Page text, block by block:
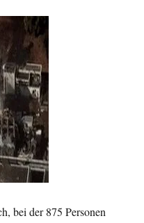
bei der 875 Personen